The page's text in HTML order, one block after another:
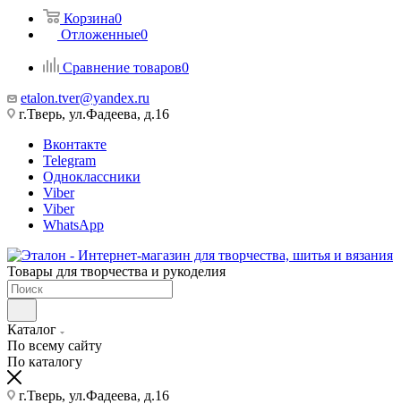
Корзина0
Отложенные0
Сравнение товаров0
etalon.tver@yandex.ru
г.Тверь, ул.Фадеева, д.16
Вконтакте
Telegram
Одноклассники
Viber
Viber
WhatsApp
Товары для творчества и рукоделия
Каталог
По всему сайту
По каталогу
г.Тверь, ул.Фадеева, д.16